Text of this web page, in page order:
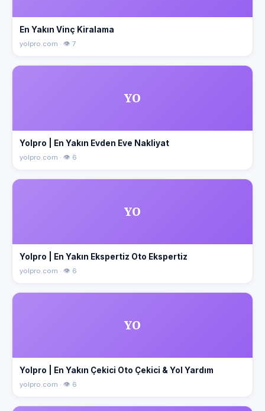
En Yakın Vinç Kiralama
yolpro.com · 👁 7
YO
Yolpro | En Yakın Evden Eve Nakliyat
yolpro.com · 👁 6
YO
Yolpro | En Yakın Ekspertiz Oto Ekspertiz
yolpro.com · 👁 6
YO
Yolpro | En Yakın Çekici Oto Çekici & Yol Yardım
yolpro.com · 👁 6